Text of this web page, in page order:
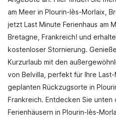
am Meer in Plourin-lès-Morlaix,
jetzt Last Minute Ferienhaus am
Bretagne, Frankreich! und
kostenloser Stornierung.
Kurzurlaub mit den
von Belvilla, perfekt für Ihre
geplanten Rückzugsorte in
Frankreich. Entdecken Sie
Ferienhäusern in Plourin-lès-